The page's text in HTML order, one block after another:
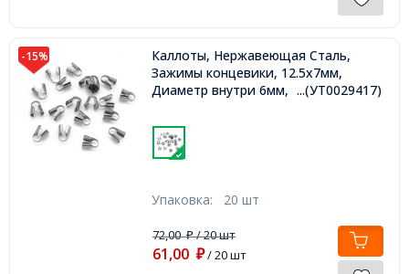
-15%
Каллоты, Нержавеющая Сталь,
Зажимы концевики, 12.5х7мм,
Диаметр внутри 6мм, ...(УТ0029417)
Упаковка: 20 шт
72,00₽/ 20 шт
61,00 ₽/ 20 шт